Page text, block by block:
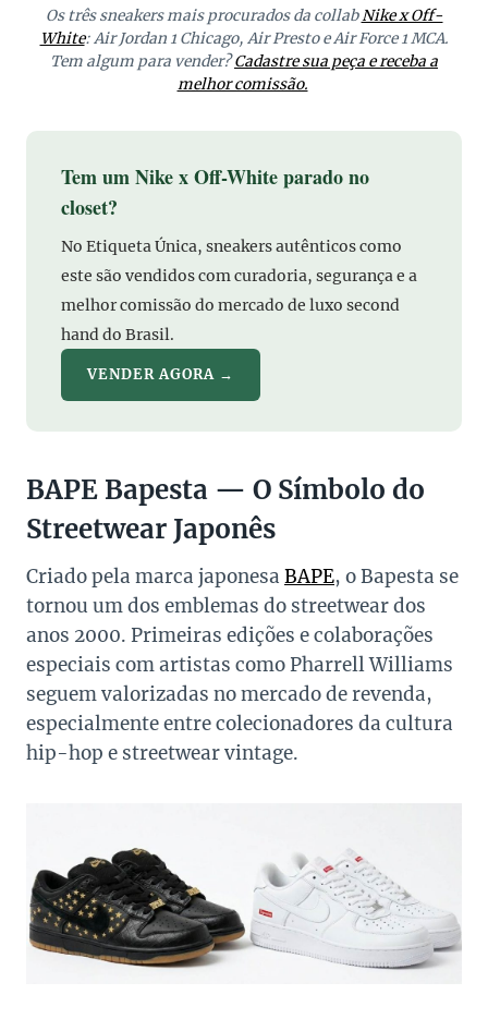
Os três sneakers mais procurados da collabNike x Off-
White: Air Jordan 1 Chicago, Air Presto e Air Force 1 MCA.
Tem algum para vender?Cadastre sua peça e receba a
melhor comissão.
Tem um Nike x Off-White parado no
closet?
No Etiqueta Única, sneakers autênticos como
este são vendidos com curadoria, segurança e a
melhor comissão do mercado de luxo second
hand do Brasil.
VENDER AGORA →
BAPE Bapesta — O Símbolo do
Streetwear Japonês
Criado pela marca japonesa BAPE, o Bapesta se
tornou um dos emblemas do streetwear dos
anos 2000. Primeiras edições e colaborações
especiais com artistas como Pharrell Williams
seguem valorizadas no mercado de revenda,
especialmente entre colecionadores da cultura
hip-hop e streetwear vintage.